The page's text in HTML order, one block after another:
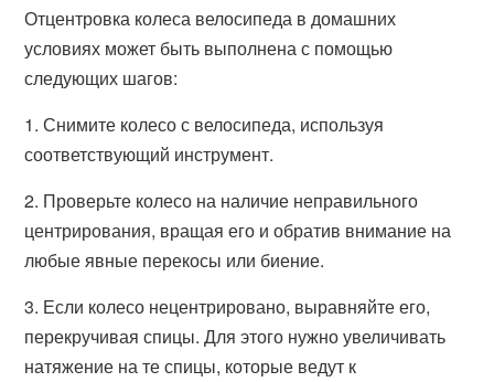
Отцентровка колеса велосипеда в домашних
условиях может быть выполнена с помощью
следующих шагов:
1. Снимите колесо с велосипеда, используя
соответствующий инструмент.
2. Проверьте колесо на наличие неправильного
центрирования, вращая его и обратив внимание на
любые явные перекосы или биение.
3. Если колесо нецентрировано, выравняйте его,
перекручивая спицы. Для этого нужно увеличивать
натяжение на те спицы, которые ведут к